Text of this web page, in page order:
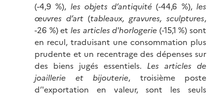
(-4,9 %), les objets d’antiquité (-44,6 %), les
œuvres d’art (tableaux, gravures, sculptures,
-26 %) et les articles d'horlogerie (-15,1 %) sont
en recul, traduisant une consommation plus
prudente et un recentrage des dépenses sur
des biens jugés essentiels. Les articles de
joaillerie et bijouterie, troisième poste
d’'exportation en valeur, sont les seuls